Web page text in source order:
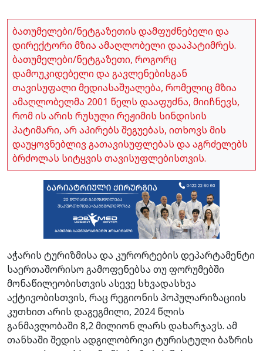
ბათუმელები/ნეტგაზეთის დამფუძნებელი და
დირექტორი მზია ამაღლობელი დააპატიმრეს.
ბათუმელები/ნეტგაზეთი, როგორც
დამოუკიდებელი და გავლენებისგან
თავისუფალი მედიასაშუალება, რომელიც მზია
ამაღლობელმა 2001 წელს დააფუძნა, მიიჩნევს,
რომ ის არის რუსული რეჟიმის სინდისის
პატიმარი, არ აპირებს შეგუებას, ითხოვს მის
დაუყოვნებლივ გათავისუფლებას და აგრძელებს
ბრძოლას სიტყვის თავისუფლებისთვის.
აჭარის ტურიზმისა და კურორტების დეპარტამენტი
საერთაშორისო გამოფენებსა თუ ფორუმებში
მონაწილეობისთვის ასევე სხვადასხვა
აქტივობისთვის, რაც რეგიონის პოპულარიზაციის
კუთხით არის დაგეგმილი, 2024 წლის
განმავლობაში 8,2 მილიონ ლარს დახარჯავს. ამ
თანხაში შედის ადგილობრივი ტურისტული ბაზრის